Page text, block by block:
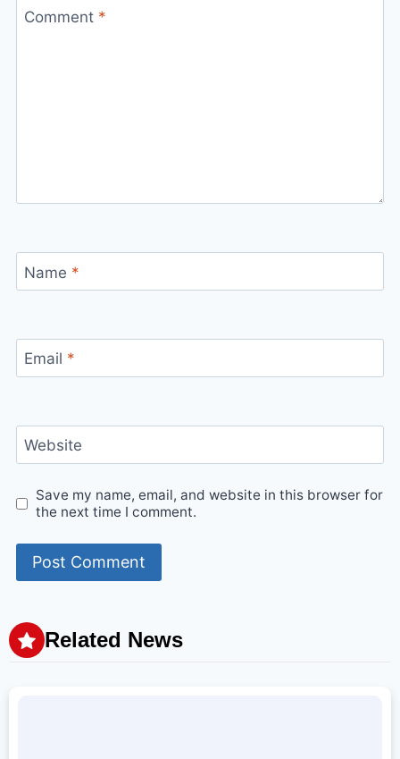
Comment *
Name *
Email *
Website
Save my name, email, and website in this browser for
the next time I comment.
Related News